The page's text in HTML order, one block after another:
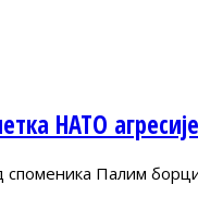
НАТО агресије
споменика Палим